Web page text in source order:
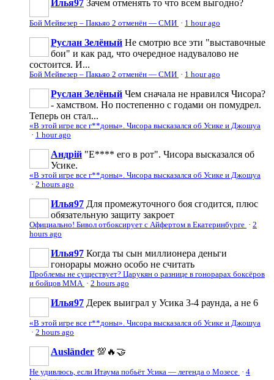
Илья97 Зачем отменять то что всем выгодно?
Бой Мейвезер – Пакьяо 2 отменён — СМИ · 1 hour ago
Руслан Зелёный Не смотрю все эти "выставочные
бои" и как рад, что очередное надувалово не
состоится. И...
Бой Мейвезер – Пакьяо 2 отменён — СМИ · 1 hour ago
Руслан Зелёный Чем сначала не нравился Чисора?
- хамством. Но постепенно с годами он помудрел.
Теперь он стал...
«В этой игре все г**доны». Чисора высказался об Усике и Джошуа
· 1 hour ago
Андрій "Е**** его в рот". Чисора высказался об
Усике.
«В этой игре все г**доны». Чисора высказался об Усике и Джошуа
· 2 hours ago
Илья97 Для промежуточного боя сгодится, плюс
обязательную защиту закроет
Официально! Бивол отбоксирует с Айфертом в Екатеринбурге · 2
hours ago
Илья97 Когда ты сын миллионера деньги
гонорары можно особо не считать
Проблемы не существует? Царукян о разнице в гонорарах боксёров
и бойцов ММА · 2 hours ago
Илья97 Дерек выиграл у Усика 3-4 раунда, а не 6
«В этой игре все г**доны». Чисора высказался об Усике и Джошуа
· 2 hours ago
Ausländer 💯🔥🤝
Не удивлюсь, если Итаума побьёт Усика — легенда о Мозесе · 4